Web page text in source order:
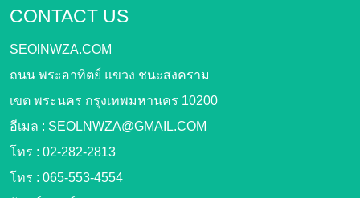
CONTACT US
SEOlNWZA.COM
ถนน พระอาทิตย์ แขวง ชนะสงคราม
เขต พระนคร กรุงเทพมหานคร 10200
อีเมล : SEOLNWZA@GMAIL.COM
โทร : 02-282-2813
โทร : 065-553-4554